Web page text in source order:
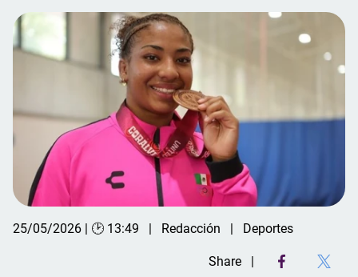
25/05/2026 | 🕑 13:49 Redacción Deportes
Share